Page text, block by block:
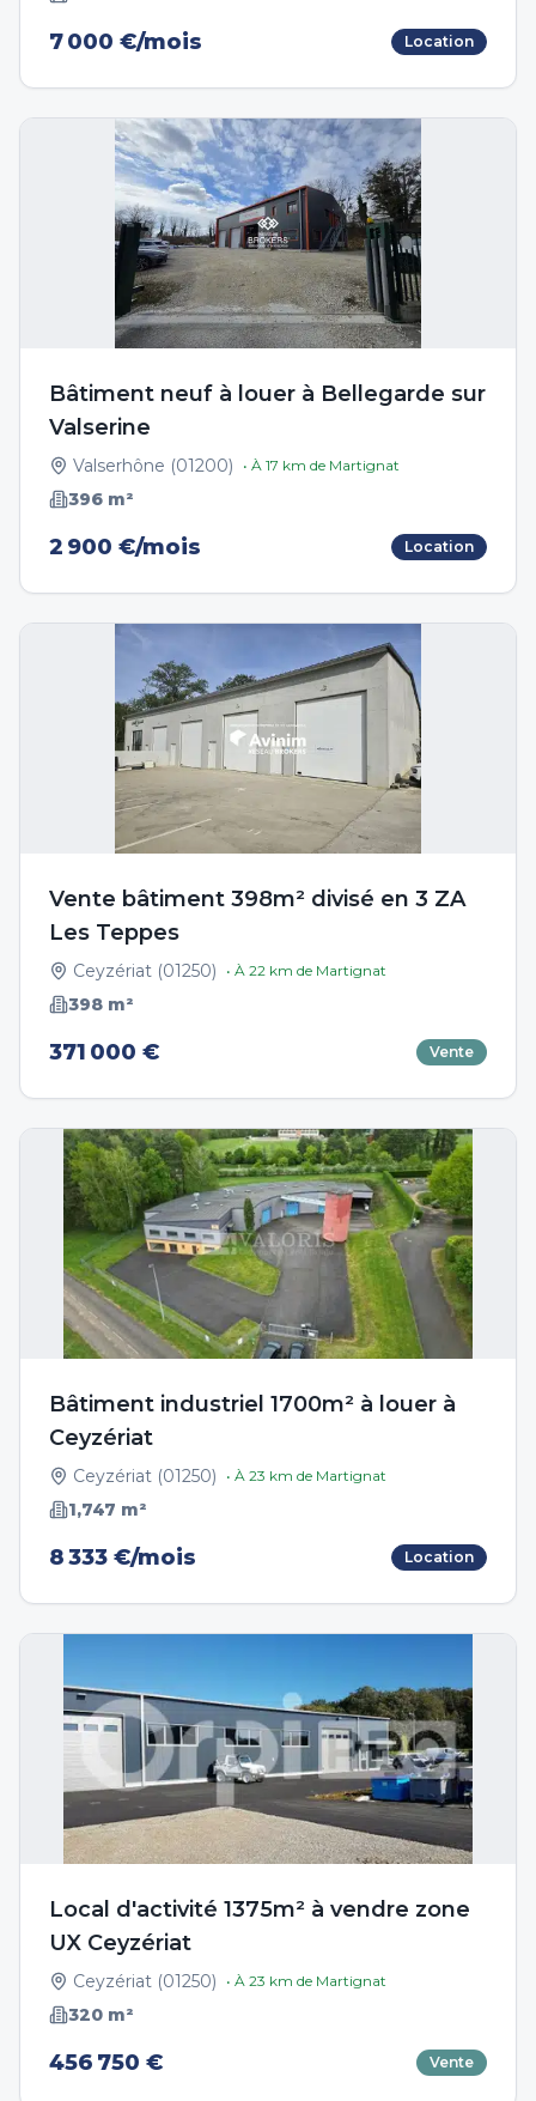
7 000 €/mois Location
Bâtiment neuf à louer à Bellegarde sur
Valserine
Valserhône (01200) • À 17 km de Martignat
396 m²
2 900 €/mois Location
Vente bâtiment 398m² divisé en 3 ZA
Les Teppes
Ceyzériat (01250) • À 22 km de Martignat
398 m²
371 000 € Vente
Bâtiment industriel 1700m² à louer à
Ceyzériat
Ceyzériat (01250) • À 23 km de Martignat
1,747 m²
8 333 €/mois Location
Local d'activité 1375m² à vendre zone
UX Ceyzériat
Ceyzériat (01250) • À 23 km de Martignat
320 m²
456 750 € Vente